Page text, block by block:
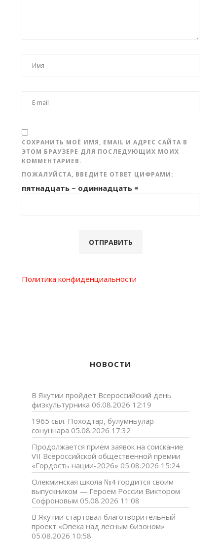
СОХРАНИТЬ МОЁ ИМЯ, EMAIL И АДРЕС САЙТА В
ЭТОМ БРАУЗЕРЕ ДЛЯ ПОСЛЕДУЮЩИХ МОИХ
КОММЕНТАРИЕВ.
ПОЖАЛУЙСТА, ВВЕДИТЕ ОТВЕТ ЦИФРАМИ:
пятнадцать − одиннадцать =
Политика конфиденциальности
НОВОСТИ
В Якутии пройдет Всероссийский день
физкультурника 06.08.2026 12:19
1965 сыл. Походтар, булумньулар
сонуннара 05.08.2026 17:32
Продолжается прием заявок на соискание
VII Всероссийской общественной премии
«Гордость нации-2026» 05.08.2026 15:24
Олекминская школа №4 гордится своим
выпускником — Героем России Виктором
Софроновым 05.08.2026 11:08
В Якутии стартовал благотворительный
проект «Опека над лесным бизоном»
05.08.2026 10:58